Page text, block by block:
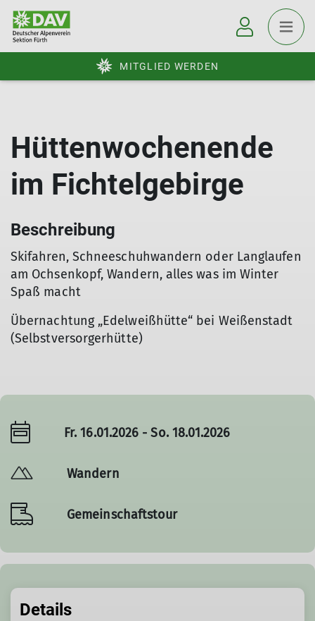
MITGLIED WERDEN
Hüttenwochenende
im Fichtelgebirge
Beschreibung
Skifahren, Schneeschuhwandern oder Langlaufen
am Ochsenkopf, Wandern, alles was im Winter
Spaß macht
Übernachtung „Edelweißhütte“ bei Weißenstadt
(Selbstversorgerhütte)
Fr. 16.01.2026 - So. 18.01.2026
Wandern
Gemeinschaftstour
Details